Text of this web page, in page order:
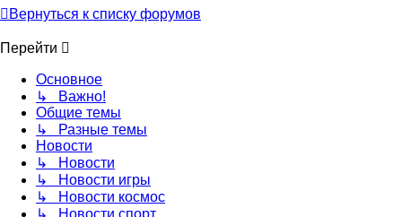
Вернуться к списку форумов
Перейти
Основное
↳ Важно!
Общие темы
↳ Разные темы
Новости
↳ Новости
↳ Новости игры
↳ Новости космос